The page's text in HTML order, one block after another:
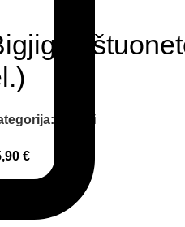
Žaislai
€